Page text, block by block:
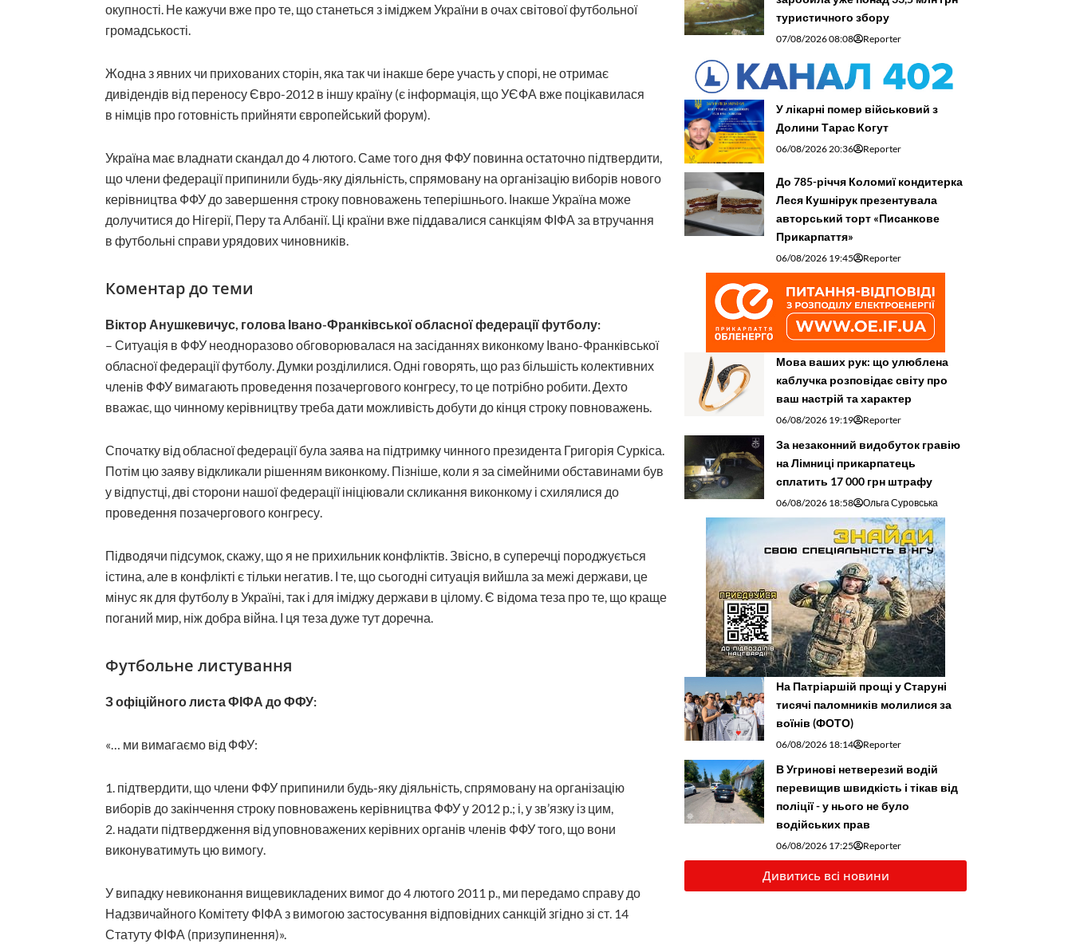
окупності. Не кажучи вже про те, що станеться з іміджем України в очах світової футбольної
громадськості.
Жодна з явних чи прихованих сторін, яка так чи інакше бере участь у спорі, не отримає
дивідендів від переносу Євро-2012 в іншу країну (є інформація, що УЄФА вже поцікавилася
в німців про готовність прийняти європейський форум).
Україна має владнати скандал до 4 лютого. Саме того дня ФФУ повинна остаточно підтвердити,
що члени федерації припинили будь-яку діяльність, спрямовану на організацію виборів нового
керівництва ФФУ до завершення строку повноважень теперішнього. Інакше Україна може
долучитися до Нігерії, Перу та Албанії. Ці країни вже піддавалися санкціям ФІФА за втручання
в футбольні справи урядових чиновників.
Коментар до теми
Віктор Анушкевичус, голова Івано-Франківської обласної федерації футболу:
– Ситуація в ФФУ неодноразово обговорювалася на засіданнях виконкому Івано-Франківської
обласної федерації футболу. Думки розділилися. Одні говорять, що раз більшість колективних
членів ФФУ вимагають проведення позачергового конгресу, то це потрібно робити. Дехто
вважає, що чинному керівництву треба дати можливість добути до кінця строку повноважень.
Спочатку від обласної федерації була заява на підтримку чинного президента Григорія Суркіса.
Потім цю заяву відкликали рішенням виконкому. Пізніше, коли я за сімейними обставинами був
у відпустці, дві сторони нашої федерації ініціювали скликання виконкому і схилялися до
проведення позачергового конгресу.
Підводячи підсумок, скажу, що я не прихильник конфліктів. Звісно, в суперечці породжується
істина, але в конфлікті є тільки негатив. І те, що сьогодні ситуація вийшла за межі держави, це
мінус як для футболу в Україні, так і для іміджу держави в цілому. Є відома теза про те, що краще
поганий мир, ніж добра війна. І ця теза дуже тут доречна.
Футбольне листування
З офіційного листа ФІФА до ФФУ:
«… ми вимагаємо від ФФУ:
1. підтвердити, що члени ФФУ припинили будь-яку діяльність, спрямовану на організацію
виборів до закінчення строку повноважень керівництва ФФУ у 2012 р.; і, у зв’язку із цим,
2. надати підтвердження від уповноважених керівних органів членів ФФУ того, що вони
виконуватимуть цю вимогу.
У випадку невиконання вищевикладених вимог до 4 лютого 2011 р., ми передамо справу до
Надзвичайного Комітету ФІФА з вимогою застосування відповідних санкцій згідно зі ст. 14
Статуту ФІФА (призупинення)».
туристичного збору
07/08/2026 08:08 Reporter
У лікарні помер військовий з
Долини Тарас Когут
06/08/2026 20:36 Reporter
До 785-річчя Коломиї кондитерка
Леся Кушнірук презентувала
авторський торт «Писанкове
Прикарпаття»
06/08/2026 19:45 Reporter
Мова ваших рук: що улюблена
каблучка розповідає світу про
ваш настрій та характер
06/08/2026 19:19 Reporter
За незаконний видобуток гравію
на Лімниці прикарпатець
сплатить 17 000 грн штрафу
06/08/2026 18:58 Ольга Суровська
На Патріаршій прощі у Старуні
тисячі паломників молилися за
воїнів (ФОТО)
06/08/2026 18:14 Reporter
В Угринові нетверезий водій
перевищив швидкість і тікав від
поліції - у нього не було
водійських прав
06/08/2026 17:25 Reporter
Дивитись всі новини